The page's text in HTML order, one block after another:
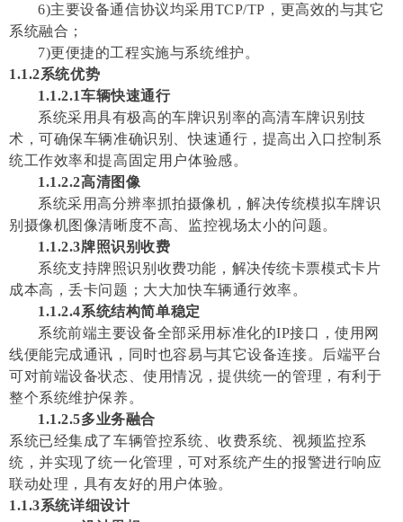
6)主要设备通信协议均采用TCP/TP，更高效的与其它
系统融合；
7)更便捷的工程实施与系统维护。
1.1.2系统优势
1.1.2.1车辆快速通行
系统采用具有极高的车牌识别率的高清车牌识别技
术，可确保车辆准确识别、快速通行，提高出入口控制系
统工作效率和提高固定用户体验感。
1.1.2.2高清图像
系统采用高分辨率抓拍摄像机，解决传统模拟车牌识
别摄像机图像清晰度不高、监控视场太小的问题。
1.1.2.3牌照识别收费
系统支持牌照识别收费功能，解决传统卡票模式卡片
成本高，丢卡问题；大大加快车辆通行效率。
1.1.2.4系统结构简单稳定
系统前端主要设备全部采用标准化的IP接口，使用网
线便能完成通讯，同时也容易与其它设备连接。后端平台
可对前端设备状态、使用情况，提供统一的管理，有利于
整个系统维护保养。
1.1.2.5多业务融合
系统已经集成了车辆管控系统、收费系统、视频监控系
统，并实现了统一化管理，可对系统产生的报警进行响应
联动处理，具有友好的用户体验。
1.1.3系统详细设计